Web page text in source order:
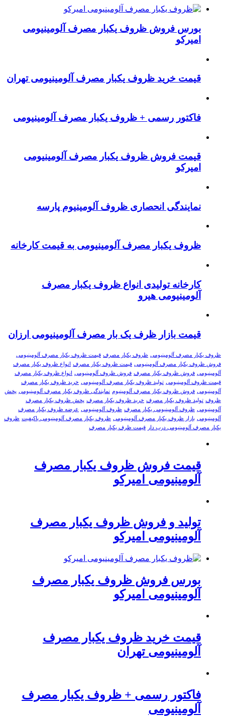
بورس فروش ظروف یکبار مصرف آلومینیومی
امیرکو
قیمت خرید ظروف یکبار مصرف آلومینیومی تهران
فاکتور رسمی + ظروف یکبار مصرف آلومینیومی
قیمت فروش ظروف یکبار مصرف آلومینیومی
امیرکو
نمایندگی انحصاری ظروف آلومینیوم پارسه
ظروف یکبار مصرف آلومینیومی به قیمت کارخانه
کارخانه تولیدی انواع ظروف یکبار مصرف
آلومینیومی هیرو
قیمت بازار ظرف یک بار مصرف آلومینیومی ارزان
ظروف یکبار مصرف آلومینیومی ظروف یکبار مصرف قیمت ظروف یکبار مصرف آلومینیومی
فروش ظروف یکبار مصرف آلومینیومی قیمت ظروف یکبار مصرف
انواع ظروف یکبار مصرف
آلومینیومی فروش ظروف یکبار مصرف فروش ظروف آلومینیومی
انواع ظروف یکبار مصرف
قیمت ظروف آلومینیومی تولید ظروف یکبار مصرف آلومینیومی خرید ظروف یکبار مصرف
آلومینیومی فروش ظروف یکبار مصرف آلومینیوم نمایندگی ظروف یکبار مصرف آلومینیومی پخش
ظروف تولید ظروف یکبار مصرف خرید ظروف یکبار مصرف پخش ظروف یکبار مصرف
آلومینیومی ظروف آلومینیومی یکبار مصرف ظروف آلومینیومی عرضه ظروف یکبار مصرف
آلومینیومی بازار ظروف یکبار مصرف آلومینیومی ظروف یکبار مصرف آلومینیومی باکیفیت ظروف
یکبار مصرف آلومینیومی درب دار
قیمت ظرف یکبار مصرف
قیمت فروش ظروف یکبار مصرف
آلومینیومی امیرکو
تولید و فروش ظروف یکبار مصرف
آلومینیومی امیرکو
بورس فروش ظروف یکبار مصرف
آلومینیومی امیرکو
قیمت خرید ظروف یکبار مصرف
آلومینیومی تهران
فاکتور رسمی + ظروف یکبار مصرف
آلومینیومی